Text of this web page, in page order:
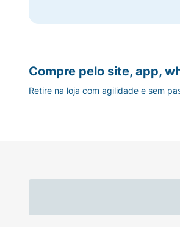
Compre pelo site, app,
Retire na loja com agilidade e sem